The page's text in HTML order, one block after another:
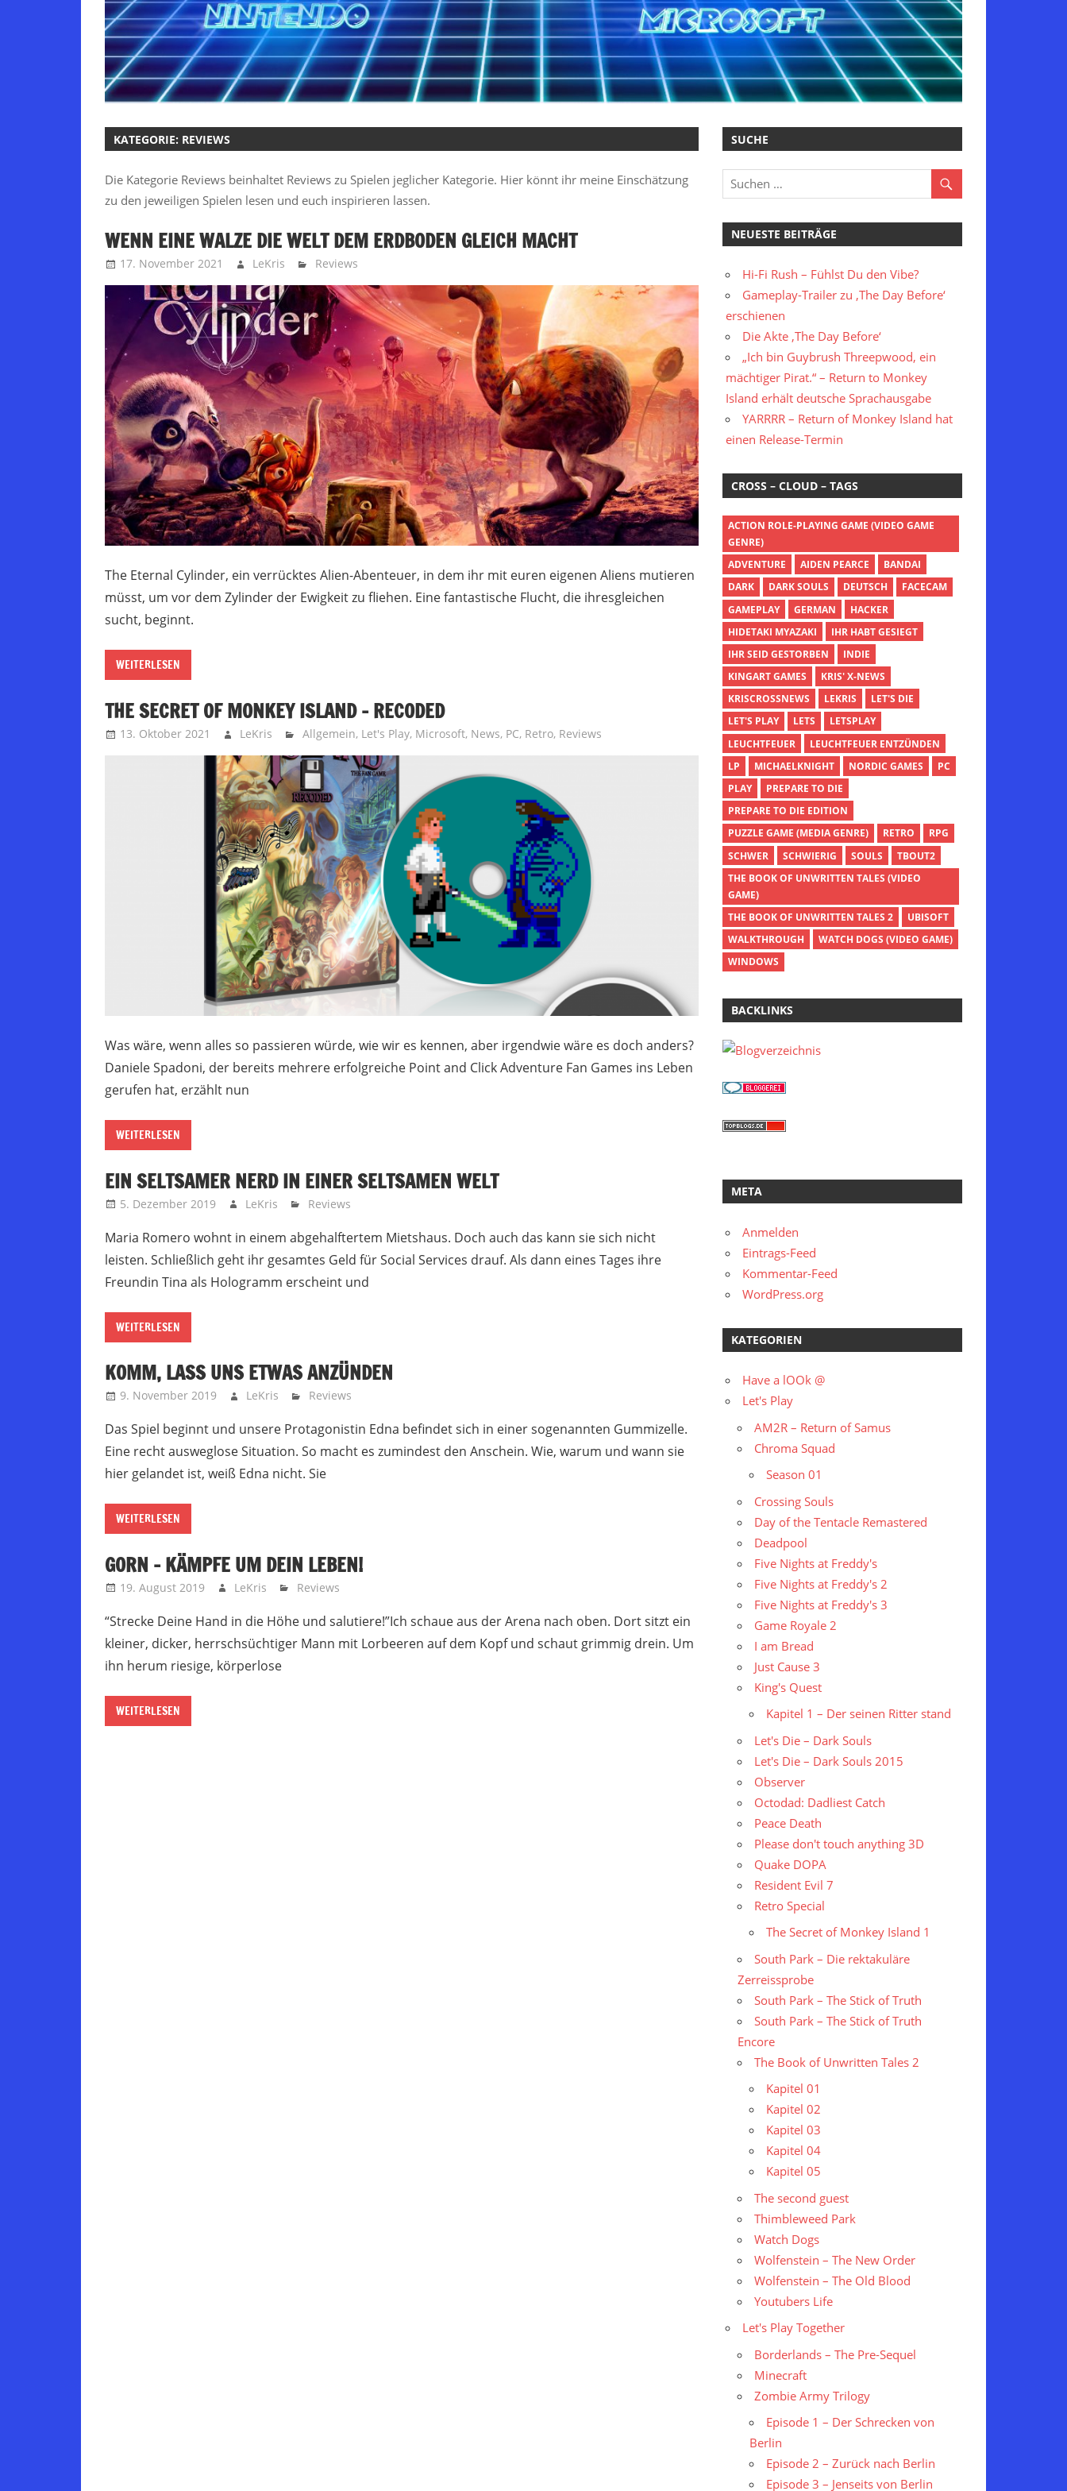
KATEGORIE: REVIEWS
Die Kategorie Reviews beinhaltet Reviews zu Spielen jeglicher Kategorie. Hier könnt ihr meine Einschätzung
zu den jeweiligen Spielen lesen und euch inspirieren lassen.
WENN EINE WALZE DIE WELT DEM ERDBODEN GLEICH MACHT
17. November 2021 LeKris Reviews
The Eternal Cylinder, ein verrücktes Alien-Abenteuer, in dem ihr mit euren eigenen Aliens mutieren
müsst, um vor dem Zylinder der Ewigkeit zu fliehen. Eine fantastische Flucht, die ihresgleichen
sucht, beginnt.
WEITERLESEN
THE SECRET OF MONKEY ISLAND – RECODED
13. Oktober 2021 LeKris Allgemein, Let's Play, Microsoft, News, PC, Retro, Reviews
Was wäre, wenn alles so passieren würde, wie wir es kennen, aber irgendwie wäre es doch anders?
Daniele Spadoni, der bereits mehrere erfolgreiche Point and Click Adventure Fan Games ins Leben
gerufen hat, erzählt nun
WEITERLESEN
EIN SELTSAMER NERD IN EINER SELTSAMEN WELT
5. Dezember 2019 LeKris Reviews
Maria Romero wohnt in einem abgehalftertem Mietshaus. Doch auch das kann sie sich nicht
leisten. Schließlich geht ihr gesamtes Geld für Social Services drauf. Als dann eines Tages ihre
Freundin Tina als Hologramm erscheint und
WEITERLESEN
KOMM, LASS UNS ETWAS ANZÜNDEN
9. November 2019 LeKris Reviews
Das Spiel beginnt und unsere Protagonistin Edna befindet sich in einer sogenannten Gummizelle.
Eine recht ausweglose Situation. So macht es zumindest den Anschein. Wie, warum und wann sie
hier gelandet ist, weiß Edna nicht. Sie
WEITERLESEN
GORN – KÄMPFE UM DEIN LEBEN!
19. August 2019 LeKris Reviews
“Strecke Deine Hand in die Höhe und salutiere!”Ich schaue aus der Arena nach oben. Dort sitzt ein
kleiner, dicker, herrschsüchtiger Mann mit Lorbeeren auf dem Kopf und schaut grimmig drein. Um
ihn herum riesige, körperlose
WEITERLESEN
SUCHE
NEUESTE BEITRÄGE
Hi-Fi Rush – Fühlst Du den Vibe?
Gameplay-Trailer zu ‚The Day Before‘
erschienen
Die Akte ‚The Day Before‘
„Ich bin Guybrush Threepwood, ein
mächtiger Pirat.“ – Return to Monkey
Island erhält deutsche Sprachausgabe
YARRRR – Return of Monkey Island hat
einen Release-Termin
CROSS – CLOUD – TAGS
ACTION ROLE-PLAYING GAME (VIDEO GAME
GENRE)
ADVENTURE
AIDEN PEARCE
BANDAI
DARK
DARK SOULS DEUTSCH
FACECAM
GAMEPLAY
GERMAN
HACKER
HIDETAKI MYAZAKI
IHR HABT GESIEGT
IHR SEID GESTORBEN
INDIE
KINGART GAMES
KRIS' X-NEWS
KRISCROSSNEWS
LEKRIS
LET'S DIE
LET'S PLAY
LETS
LETSPLAY
LEUCHTFEUER
LEUCHTFEUER ENTZÜNDEN
LP
MICHAELKNIGHT NORDIC GAMES
PC
PLAY
PREPARE TO DIE
PREPARE TO DIE EDITION
PUZZLE GAME (MEDIA GENRE)
RETRO
RPG
SCHWER
SCHWIERIG SOULS
TBOUT2
THE BOOK OF UNWRITTEN TALES (VIDEO
GAME)
THE BOOK OF UNWRITTEN TALES 2
UBISOFT
WALKTHROUGH
WATCH DOGS (VIDEO GAME)
WINDOWS
BACKLINKS
META
Anmelden
Eintrags-Feed
Kommentar-Feed
WordPress.org
KATEGORIEN
Have a lOOk @
Let's Play
AM2R – Return of Samus
Chroma Squad
Season 01
Crossing Souls
Day of the Tentacle Remastered
Deadpool
Five Nights at Freddy's
Five Nights at Freddy's 2
Five Nights at Freddy's 3
Game Royale 2
I am Bread
Just Cause 3
King's Quest
Kapitel 1 – Der seinen Ritter stand
Let's Die – Dark Souls
Let's Die – Dark Souls 2015
Observer
Octodad: Dadliest Catch
Peace Death
Please don't touch anything 3D
Quake DOPA
Resident Evil 7
Retro Special
The Secret of Monkey Island 1
South Park – Die rektakuläre
Zerreissprobe
South Park – The Stick of Truth
South Park – The Stick of Truth
Encore
The Book of Unwritten Tales 2
Kapitel 01
Kapitel 02
Kapitel 03
Kapitel 04
Kapitel 05
The second guest
Thimbleweed Park
Watch Dogs
Wolfenstein – The New Order
Wolfenstein – The Old Blood
Youtubers Life
Let's Play Together
Borderlands – The Pre-Sequel
Minecraft
Zombie Army Trilogy
Episode 1 – Der Schrecken von
Berlin
Episode 2 – Zurück nach Berlin
Episode 3 – Jenseits von Berlin